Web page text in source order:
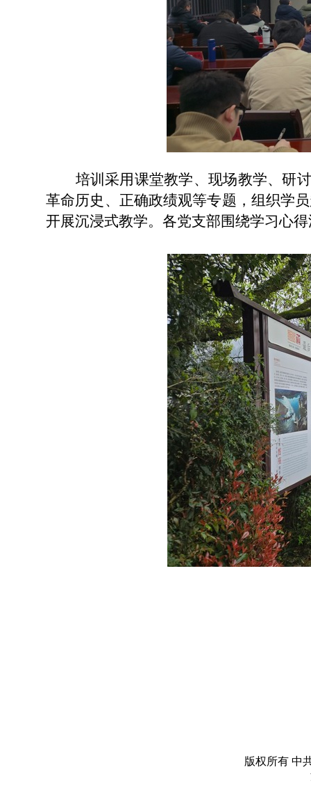
培训采用课堂教学、现场教学、研
革命历史、正确政绩观等专题，组织学
开展沉浸式教学。各党支部围绕学习心
版权所有 中